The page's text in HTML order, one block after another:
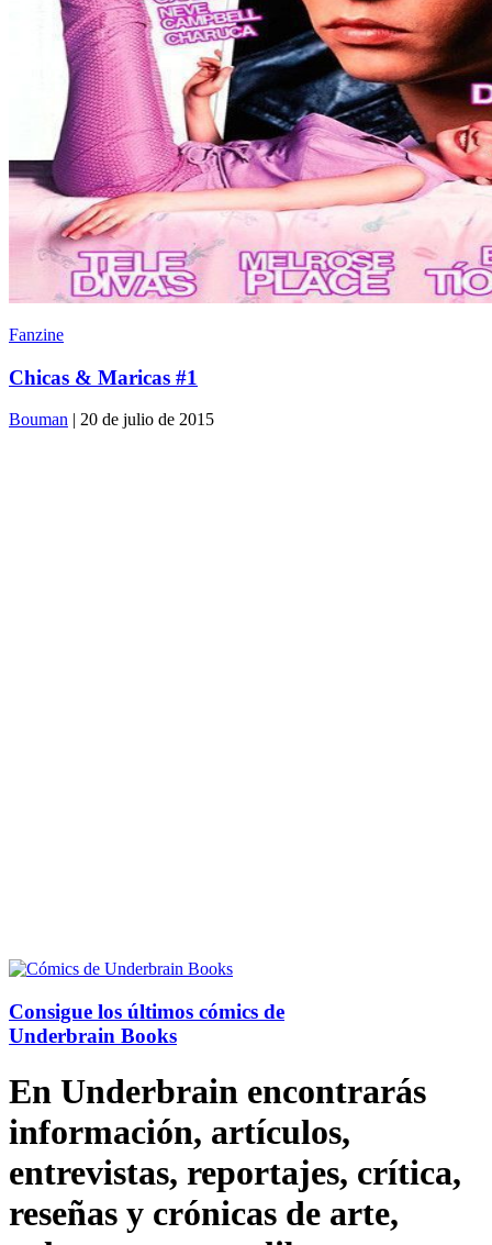
Fanzine
Chicas & Maricas #1
Bouman | 20 de julio de 2015
Consigue los últimos cómics de
Underbrain Books
En Underbrain encontrarás
información, artículos,
entrevistas, reportajes, crítica,
reseñas y crónicas de arte,